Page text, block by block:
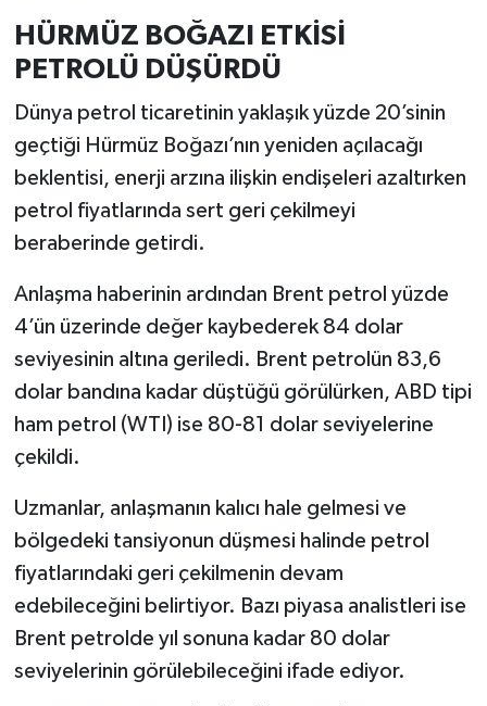
HÜRMÜZ BOĞAZI ETKİSİ
PETROLÜ DÜŞÜRDÜ
Dünya petrol ticaretinin yaklaşık yüzde 20’sinin
geçtiği Hürmüz Boğazı’nın yeniden açılacağı
beklentisi, enerji arzına ilişkin endişeleri azaltırken
petrol fiyatlarında sert geri çekilmeyi
beraberinde getirdi.
Anlaşma haberinin ardından Brent petrol yüzde
4’ün üzerinde değer kaybederek 84 dolar
seviyesinin altına geriledi. Brent petrolün 83,6
dolar bandına kadar düştüğü görülürken, ABD tipi
ham petrol (WTI) ise 80-81 dolar seviyelerine
çekildi.
Uzmanlar, anlaşmanın kalıcı hale gelmesi ve
bölgedeki tansiyonun düşmesi halinde petrol
fiyatlarındaki geri çekilmenin devam
edebileceğini belirtiyor. Bazı piyasa analistleri ise
Brent petrolde yıl sonuna kadar 80 dolar
seviyelerinin görülebileceğini ifade ediyor.